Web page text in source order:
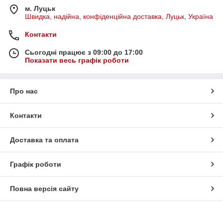
м. Луцьк
Швидка, надійна, конфіденційна доставка, Луцьк, Україна
Контакти
Сьогодні працює з 09:00 до 17:00
Показати весь графік роботи
Про нас
Контакти
Доставка та оплата
Графік роботи
Повна версія сайту